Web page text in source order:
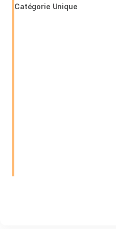
seat
Catégorie Unique